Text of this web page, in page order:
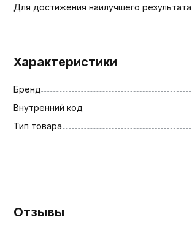
Для достижения наилучшего
Характеристики
Бренд
Внутренний код
Тип товара
Отзывы